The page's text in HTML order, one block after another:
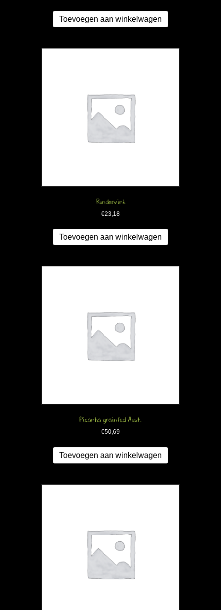
Toevoegen aan winkelwagen
Rundervink
€23,18
Toevoegen aan winkelwagen
Picanha grainfed Aust.
€50,69
Toevoegen aan winkelwagen